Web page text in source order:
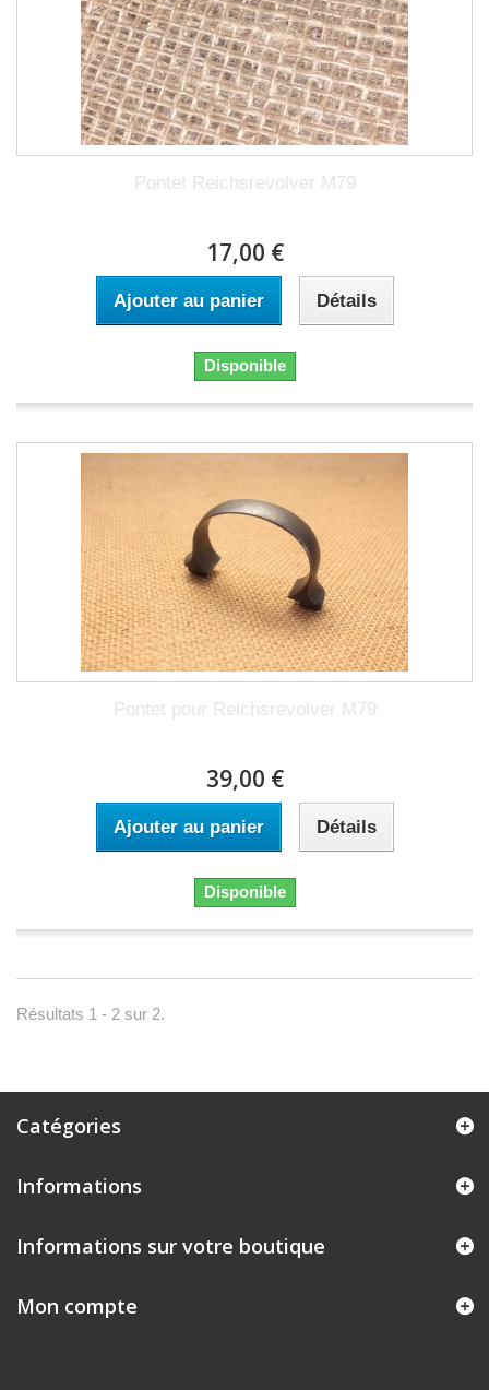
Pontet Reichsrevolver M79
17,00 €
Ajouter au panier Détails
Disponible
Pontet pour Reichsrevolver M79
39,00 €
Ajouter au panier Détails
Disponible
Résultats 1 - 2 sur 2.
Catégories
Informations
Informations sur votre boutique
Mon compte